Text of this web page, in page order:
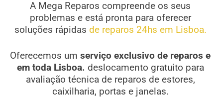
A Mega Reparos compreende os seus
problemas e está pronta para oferecer
soluções rápidas de reparos 24hs em Lisboa.
Oferecemos um serviço exclusivo de reparos e
em toda Lisboa. deslocamento gratuito para
avaliação técnica de reparos de estores,
caixilharia, portas e janelas.